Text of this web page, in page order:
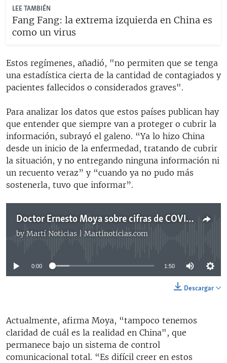
LEE TAMBIÉN
Fang Fang: la extrema izquierda en China es
como un virus
Estos regímenes, añadió, "no permiten que se tenga
una estadística cierta de la cantidad de contagiados y
pacientes fallecidos o considerados graves".
Para analizar los datos que estos países publican hay
que entender que siempre van a proteger o cubrir la
información, subrayó el galeno. “Ya lo hizo China
desde un inicio de la enfermedad, tratando de cubrir
la situación, y no entregando ninguna información ni
un recuento veraz” y “cuando ya no pudo más
sostenerla, tuvo que informar”.
Doctor Ernesto Moya sobre cifras de COVID-19 en Cuba, Venezuela, Nicaragua y China
by Martí Noticias | Martinoticias.com
No media source currently available
0:00 1:50
Descargar
Actualmente, afirma Moya, “tampoco tenemos
claridad de cuál es la realidad en China", que
permanece bajo un sistema de control
comunicacional total. “Es difícil creer en estos